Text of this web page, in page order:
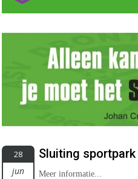
28
jun
Sluiting
Meer informatie...